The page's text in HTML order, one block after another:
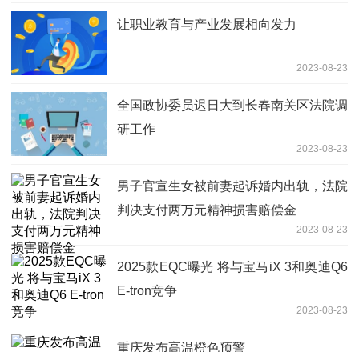
让职业教育与产业发展相向发力
2023-08-23
全国政协委员迟日大到长春南关区法院调
研工作
2023-08-23
男子官宣生女被前妻起诉婚内出轨，法院
判决支付两万元精神损害赔偿金
2023-08-23
2025款EQC曝光 将与宝马iX 3和奥迪Q6
E-tron竞争
2023-08-23
重庆发布高温橙色预警